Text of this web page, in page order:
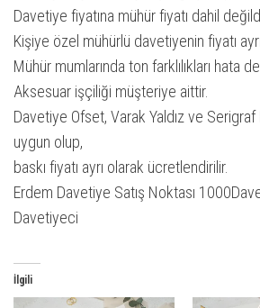
Davetiye fiyatına mühür fiyatı dahil
Kişiye özel mühürlü davetiyenin fiyatı
Mühür mumlarında ton farklılıkları hata
Aksesuar işçiliği müşteriye aittir.
Davetiye Ofset, Varak Yaldız ve
uygun olup,
baskı fiyatı ayrı olarak ücretlendirilir.
Erdem Davetiye Satış Noktası
Davetiyeci
İlgili